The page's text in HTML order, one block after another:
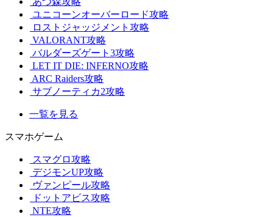
ユニコーンオーバーロード攻略
ロストジャッジメント攻略
VALORANT攻略
バルダーズゲート3攻略
LET IT DIE: INFERNO攻略
ARC Raiders攻略
サブノーティカ2攻略
一覧を見る
スマホゲーム
スマグロ攻略
デジモンUP攻略
ヴァンピール攻略
ドットアビス攻略
NTE攻略